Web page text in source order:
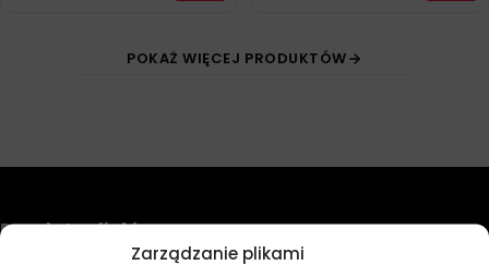
Zarządzanie plikami
POKAŻ WIĘCEJ PRODUKTÓW
Przydatne linki